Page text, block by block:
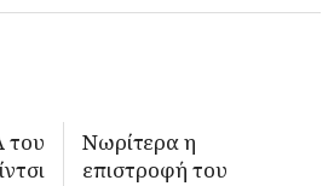
του
Νωρίτερα η
επιστροφή του